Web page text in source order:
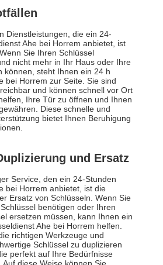
Dienstleistungen, die ein 24-
Ahe bei Horrem anbietet, ist
Sie Ihren Schlüssel
nicht mehr in Ihr Haus oder Ihre
können, steht Ihnen ein 24 h
bei Horrem zur Seite. Sie sind
und können schnell vor Ort
Ihre Tür zu öffnen und Ihnen
Diese schnelle und
bietet Ihnen Beruhigung
und Ersatz
Service, den ein 24-Stunden
bei Horrem anbietet, ist die
Ersatz von Schlüsseln. Wenn Sie
benötigen oder Ihren
ersetzen müssen, kann Ihnen ein
Ahe bei Horrem helfen.
richtigen Werkzeuge und
Schlüssel zu duplizieren
perfekt auf Ihre Bedürfnisse